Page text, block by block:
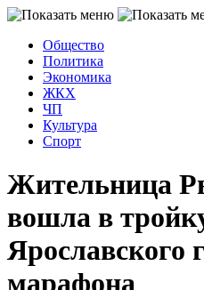
Общество
Политика
Экономика
ЖКХ
ЧП
Культура
Спорт
Жительница
вошла в
Ярославского
марафона